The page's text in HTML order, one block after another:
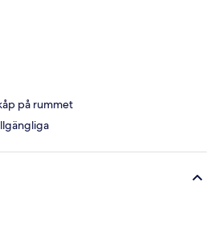
på rummet